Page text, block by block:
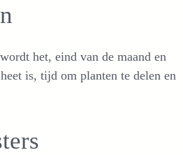
het, eind van de maand en
is, tijd om planten te delen en